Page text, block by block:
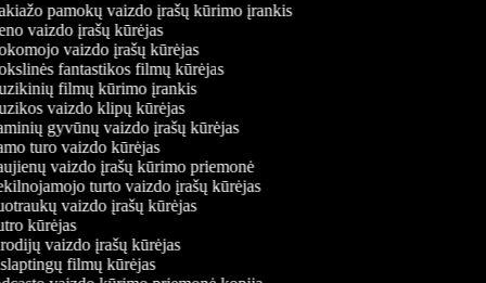
pamokų vaizdo įrašų kūrimo įrankis
vaizdo įrašų kūrėjas
vaizdo įrašų kūrėjas
fantastikos filmų kūrėjas
filmų kūrimo įrankis
vaizdo klipų kūrėjas
gyvūnų vaizdo įrašų kūrėjas
turo vaizdo kūrėjas
vaizdo įrašų kūrimo priemonė
turto vaizdo įrašų kūrėjas
vaizdo įrašų kūrėjas
kūrėjas
vaizdo įrašų kūrėjas
filmų kūrėjas